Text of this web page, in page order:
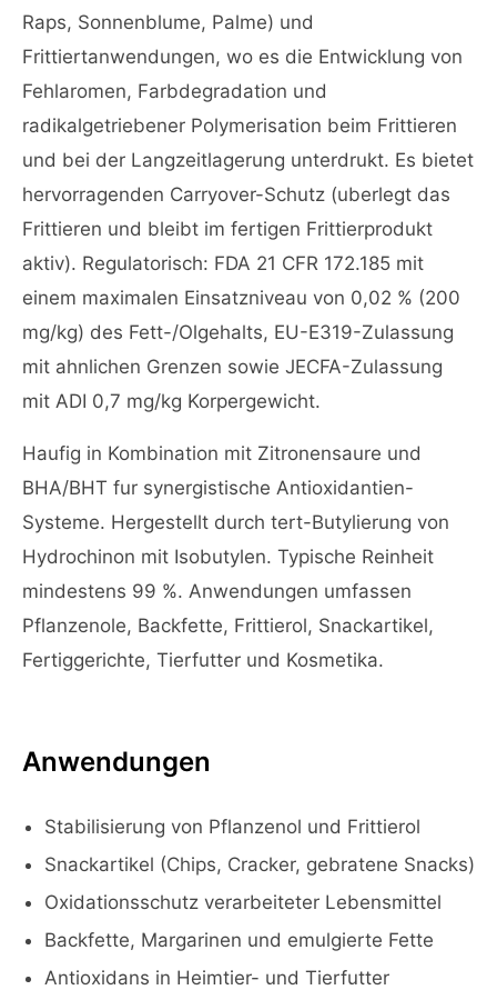
Raps, Sonnenblume, Palme) und
Frittiertanwendungen, wo es die Entwicklung von
Fehlaromen, Farbdegradation und
radikalgetriebener Polymerisation beim Frittieren
und bei der Langzeitlagerung unterdrukt. Es bietet
hervorragenden Carryover-Schutz (uberlegt das
Frittieren und bleibt im fertigen Frittierprodukt
aktiv). Regulatorisch: FDA 21 CFR 172.185 mit
einem maximalen Einsatzniveau von 0,02 % (200
mg/kg) des Fett-/Olgehalts, EU-E319-Zulassung
mit ahnlichen Grenzen sowie JECFA-Zulassung
mit ADI 0,7 mg/kg Korpergewicht.
Haufig in Kombination mit Zitronensaure und
BHA/BHT fur synergistische Antioxidantien-
Systeme. Hergestellt durch tert-Butylierung von
Hydrochinon mit Isobutylen. Typische Reinheit
mindestens 99 %. Anwendungen umfassen
Pflanzenole, Backfette, Frittierol, Snackartikel,
Fertiggerichte, Tierfutter und Kosmetika.
Anwendungen
Stabilisierung von Pflanzenol und Frittierol
Snackartikel (Chips, Cracker, gebratene Snacks)
Oxidationsschutz verarbeiteter Lebensmittel
Backfette, Margarinen und emulgierte Fette
Antioxidans in Heimtier- und Tierfutter